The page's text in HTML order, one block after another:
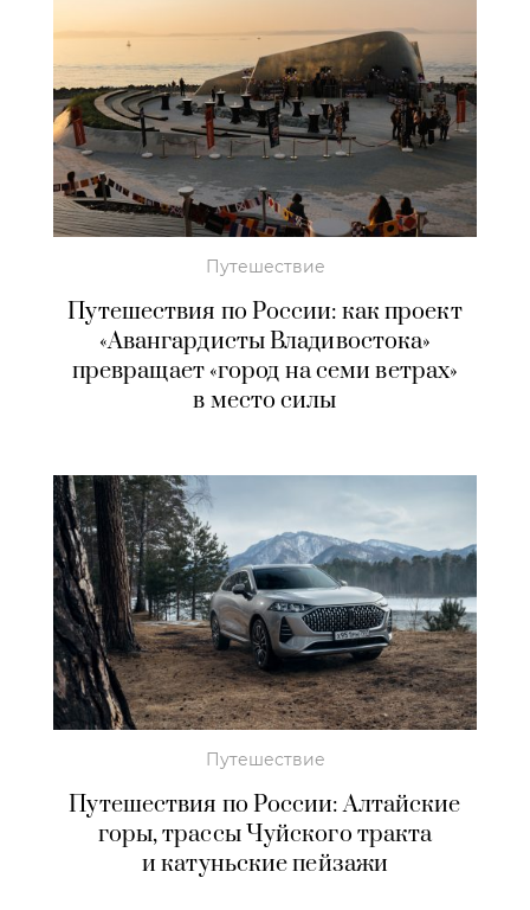
Путешествие
Путешествия по России: как проект
«Авангардисты Владивостока»
превращает «город на семи ветрах»
в место силы
Путешествие
Путешествия по России: Алтайские
горы, трассы Чуйского тракта
и катуньские пейзажи